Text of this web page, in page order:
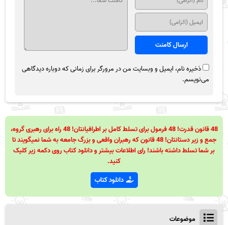
ذخیره نام، ایمیل و وبسایت من در مرورگر برای زمانی که دوباره دیدگاهی
می‌نویسم.
48 قانون قدرت! 48 فرمول برای تسلط کامل بر اطرافیانتان! 48 راه برای رهبری گروه،
جمع و زیر دستانتان! 48 قانون که رهبران واقعی و بزرگ جامعه به شما نمیگویند تا
بر شما تسلط داشته باشند! رای اطلاعات بیشتر و دانلود کتاب روی دکمه زیر کلیک
کنید.
دانلود کتاب
موضوعات